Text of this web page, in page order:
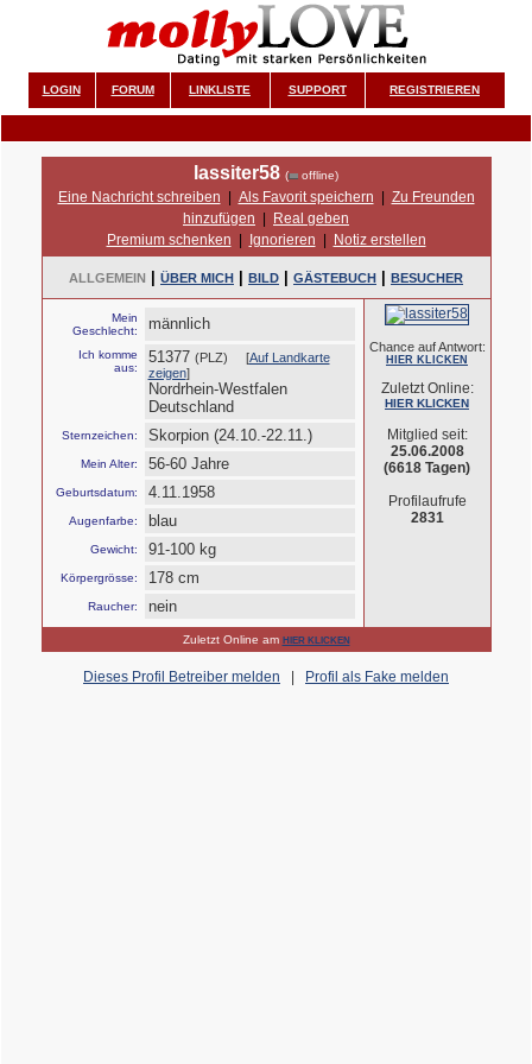
LOGIN FORUM LINKLISTE SUPPORT REGISTRIEREN
lassiter58 ( offline)
Eine Nachricht schreiben Als Favorit speichern
Zu Freunden
hinzufügen
Real geben
Premium schenken
Ignorieren Notiz erstellen
ALLGEMEIN ÜBER MICH BILD GÄSTEBUCH BESUCHER
Mein
Geschlecht:
männlich
Ich komme
aus:
51377 (PLZ) [Auf Landkarte
zeigen]
Nordrhein-Westfalen
Deutschland
Sternzeichen: Skorpion (24.10.-22.11.)
Mein Alter: 56-60 Jahre
Geburtsdatum: 4.11.1958
Augenfarbe: blau
Gewicht: 91-100 kg
Körpergrösse: 178 cm
Raucher: nein
Chance auf Antwort:
HIER KLICKEN
Zuletzt Online:
HIER KLICKEN
Mitglied seit:
25.06.2008
(6618 Tagen)
Profilaufrufe
2831
Zuletzt Online am HIER KLICKEN
Dieses Profil Betreiber melden Profil als Fake melden